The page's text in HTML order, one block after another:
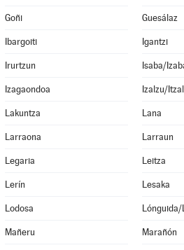
Goñi Guesálaz
Ibargoiti Igantzi
Irurtzun Isaba/
Izagaondoa Izalzu/
Lakuntza Lana
Larraona Larraun
Legaria Leitza
Lerín Lesaka
Lodosa Lónguida/
Mañeru Marañón